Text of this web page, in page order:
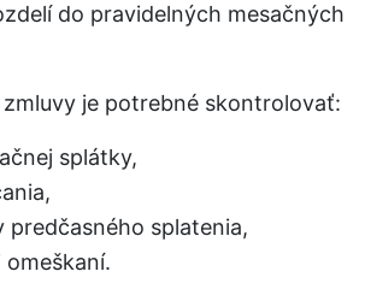
do pravidelných mesačných
je potrebné skontrolovať:
splátky,
predčasného splatenia,
omeškaní.